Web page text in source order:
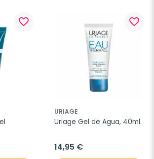
favorite_border favorite_border
URIAGE
Uriage Gel de Agua, 40ml.
14,95 €